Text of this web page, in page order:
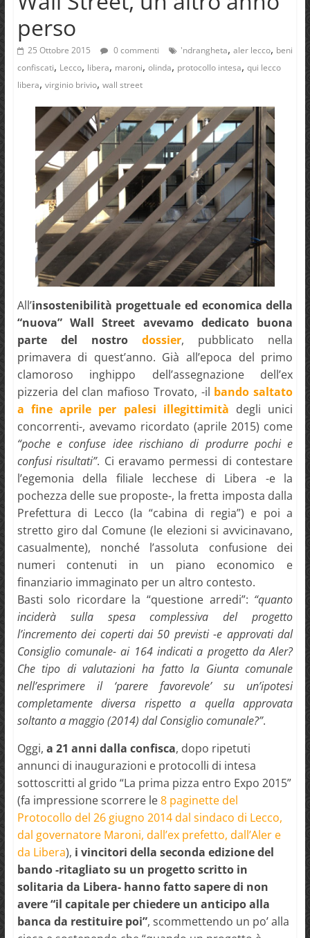
perso
25 Ottobre 2015 0 commenti 'ndrangheta, aler lecco, beni
confiscati, Lecco, libera, maroni, olinda, protocollo intesa, qui lecco
libera, virginio brivio, wall street
All’insostenibilità progettuale ed economica della
“nuova” Wall Street avevamo dedicato buona
parte del nostrodossier, pubblicato nella
primavera di quest’anno. Già all’epoca del primo
clamoroso inghippo dell’assegnazione dell’ex
pizzeria del clan mafioso Trovato, -il bando saltato
a fine aprile per palesi illegittimità degli unici
concorrenti-, avevamo ricordato (aprile 2015) come
“poche e confuse idee rischiano di produrre pochi e
confusi risultati”. Ci eravamo permessi di contestare
l’egemonia della filiale lecchese di Libera -e la
pochezza delle sue proposte-, la fretta imposta dalla
Prefettura di Lecco (la “cabina di regia”) e poi a
stretto giro dal Comune (le elezioni si avvicinavano,
casualmente), nonché l’assoluta confusione dei
numeri contenuti in un piano economico e
finanziario immaginato per un altro contesto.
Basti solo ricordare la “questione arredi”: “quanto
inciderà sulla spesa complessiva del progetto
l’incremento dei coperti dai 50 previsti -e approvati dal
Consiglio comunale- ai 164 indicati a progetto da Aler?
Che tipo di valutazioni ha fatto la Giunta comunale
nell’esprimere il ‘parere favorevole’ su un’ipotesi
completamente diversa rispetto a quella approvata
soltanto a maggio (2014) dal Consiglio comunale?”.
Oggi, a 21 anni dalla confisca, dopo ripetuti
annunci di inaugurazioni e protocolli di intesa
sottoscritti al grido “La prima pizza entro Expo 2015”
(fa impressione scorrere le8 paginette del
Protocollo del 26 giugno 2014 dal sindaco di Lecco,
dal governatore Maroni, dall’ex prefetto, dall’Aler e
da Libera), i vincitori della seconda edizione del
bando -ritagliato su un progetto scritto in
solitaria da Libera- hanno fatto sapere di non
avere “il capitale per chiedere un anticipo alla
banca da restituire poi”, scommettendo un po’ alla